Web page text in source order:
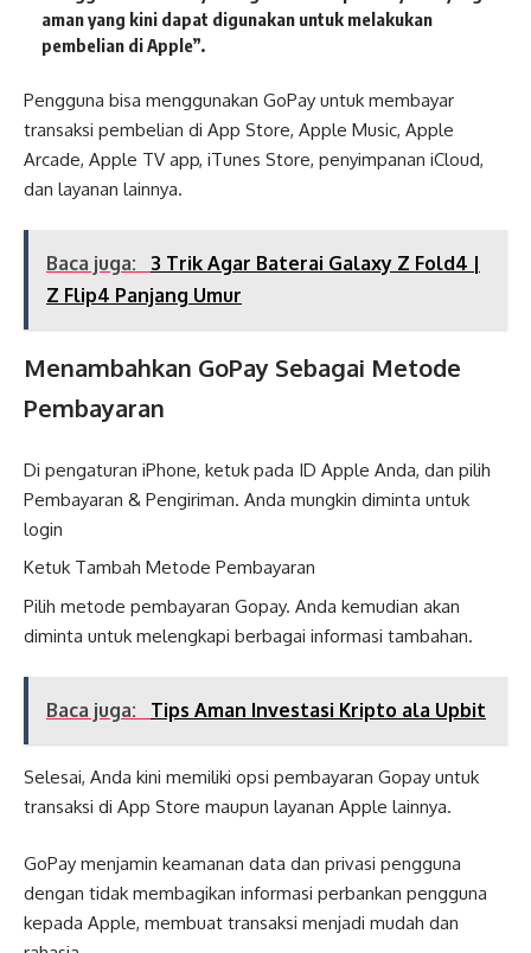
aman yang kini dapat digunakan untuk melakukan
pembelian di Apple”.
Pengguna bisa menggunakan GoPay untuk membayar
transaksi pembelian di App Store, Apple Music, Apple
Arcade, Apple TV app, iTunes Store, penyimpanan iCloud,
dan layanan lainnya.
Baca juga:
3 Trik Agar Baterai Galaxy Z Fold4 |
Z Flip4 Panjang Umur
Menambahkan GoPay Sebagai Metode
Pembayaran
Di pengaturan iPhone, ketuk pada ID Apple Anda, dan pilih
Pembayaran & Pengiriman. Anda mungkin diminta untuk
login
Ketuk Tambah Metode Pembayaran
Pilih metode pembayaran Gopay. Anda kemudian akan
diminta untuk melengkapi berbagai informasi tambahan.
Baca juga: Tips Aman Investasi Kripto ala Upbit
Selesai, Anda kini memiliki opsi pembayaran Gopay untuk
transaksi di App Store maupun layanan Apple lainnya.
GoPay menjamin keamanan data dan privasi pengguna
dengan tidak membagikan informasi perbankan pengguna
kepada Apple, membuat transaksi menjadi mudah dan